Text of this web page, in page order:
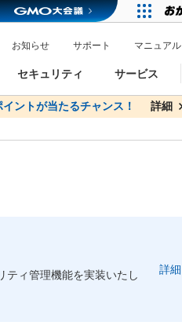
セキュリティ サービス
お知らせ サポート マニュアル
ーを含む最新の機能を使う方
グイン可能
ーを含む最新の機能を使う方
登録可能
ントが当たるチャンス！ 詳細
間無料 詳細
ティ管理機能を実装いたし
詳細